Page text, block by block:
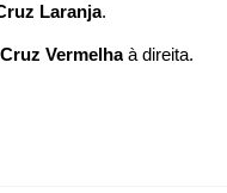
Laranja.
Cruz Vermelha à direita.